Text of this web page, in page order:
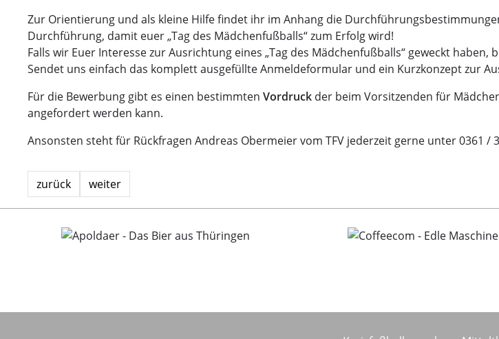
Zur Orientierung und als kleine Hilfe findet ihr im Anhang die
Durchführung, damit euer „Tag des Mädchenfußballs“ zum Erfolg wird!
Falls wir Euer Interesse zur Ausrichtung eines „Tag des Mädchenfußballs“ geweckt haben,
Sendet uns einfach das komplett ausgefüllte Anmeldeformular und ein Kurzkonzept zur
Für die Bewerbung gibt es einen bestimmten Vordruck der beim Vorsitzenden für
angefordert werden kann.
Ansonsten steht für Rückfragen Andreas Obermeier vom TFV jederzeit gerne unter 0361 /
zurück weiter